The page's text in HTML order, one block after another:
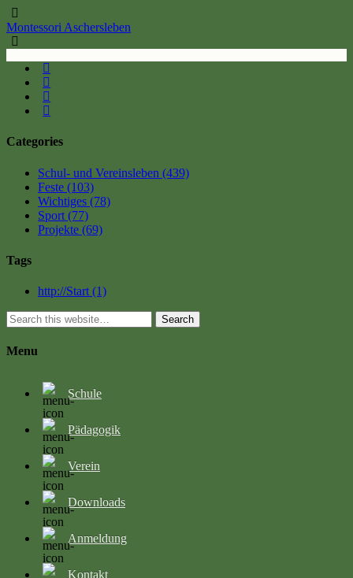
Montessori Aschersleben
Categories
Schul- und Vereinsleben (439)
Feste (103)
Wichtiges (78)
Sport (77)
Projekte (69)
Tags
http://Start (1)
Search
Menu
Schule
Pädagogik
Verein
Downloads
Anmeldung
Kontakt